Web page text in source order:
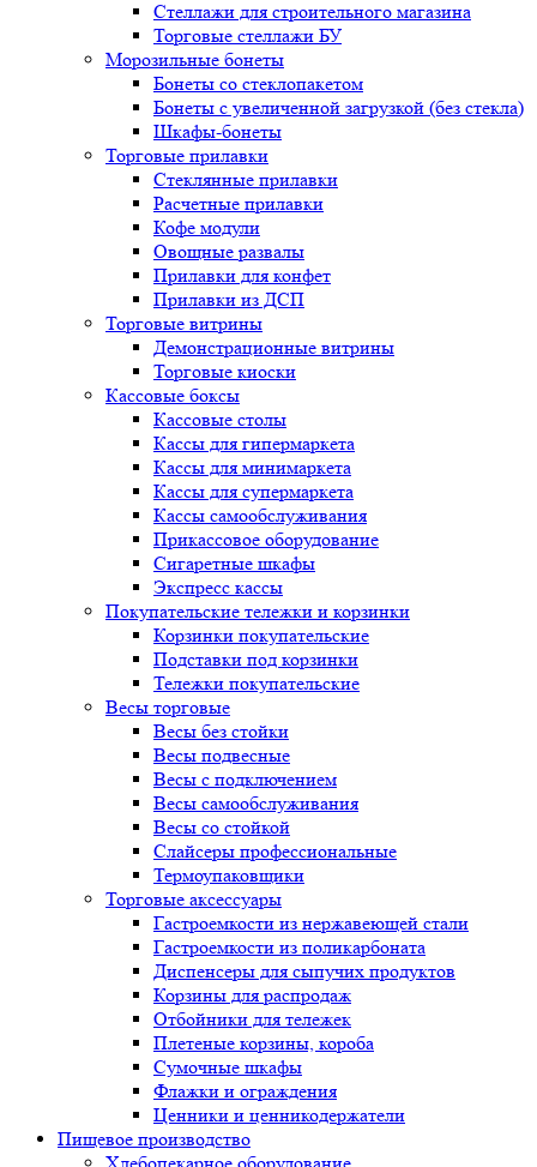
Стеллажи для строительного магазина
Торговые стеллажи БУ
Морозильные бонеты
Бонеты со стеклопакетом
Бонеты с увеличенной загрузкой (без стекла)
Шкафы-бонеты
Торговые прилавки
Стеклянные прилавки
Расчетные прилавки
Кофе модули
Овощные развалы
Прилавки для конфет
Прилавки из ДСП
Торговые витрины
Демонстрационные витрины
Торговые киоски
Кассовые боксы
Кассовые столы
Кассы для гипермаркета
Кассы для минимаркета
Кассы для супермаркета
Кассы самообслуживания
Прикассовое оборудование
Сигаретные шкафы
Экспресс кассы
Покупательские тележки и корзинки
Корзинки покупательские
Подставки под корзинки
Тележки покупательские
Весы торговые
Весы без стойки
Весы подвесные
Весы с подключением
Весы самообслуживания
Весы со стойкой
Слайсеры профессиональные
Термоупаковщики
Торговые аксессуары
Гастроемкости из нержавеющей стали
Гастроемкости из поликарбоната
Диспенсеры для сыпучих продуктов
Корзины для распродаж
Отбойники для тележек
Плетеные корзины, короба
Сумочные шкафы
Флажки и ограждения
Ценники и ценникодержатели
Пищевое производство